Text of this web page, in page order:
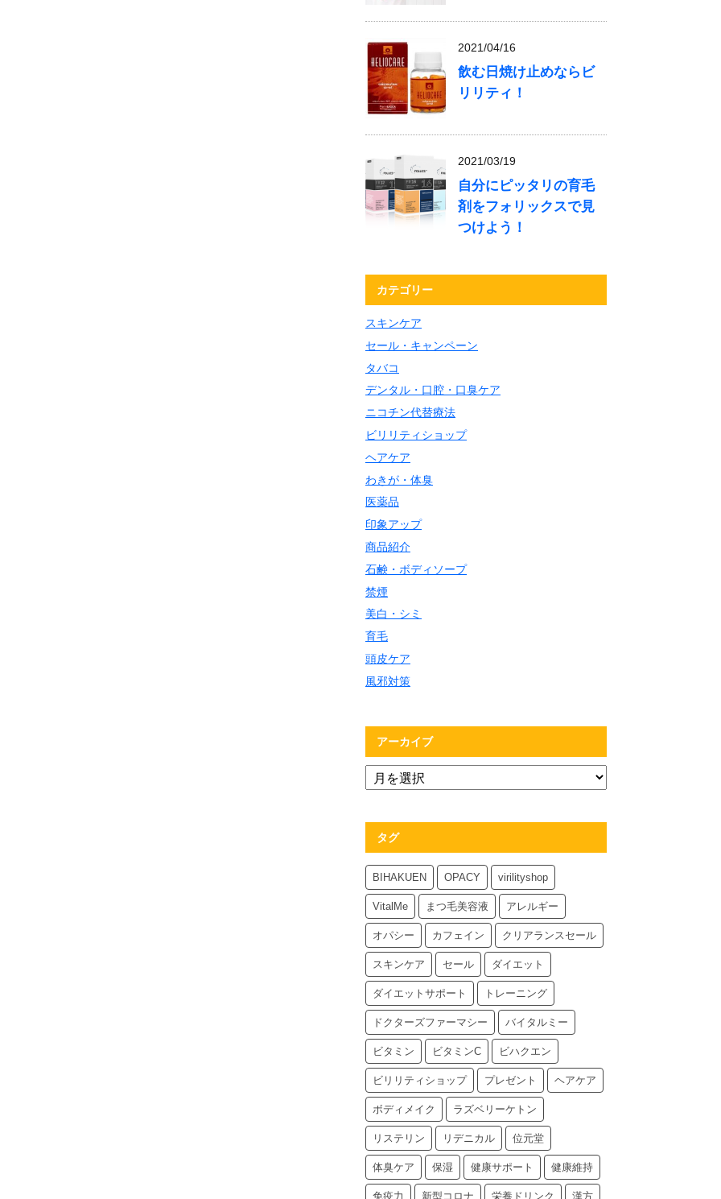
2021/04/16
飲む日焼け止めならビ
リリティ！
2021/03/19
自分にピッタリの育毛
剤をフォリックスで見
つけよう！
カテゴリー
スキンケア
セール・キャンペーン
タバコ
デンタル・口腔・口臭ケア
ニコチン代替療法
ビリリティショップ
ヘアケア
わきが・体臭
医薬品
印象アップ
商品紹介
石鹸・ボディソープ
禁煙
美白・シミ
育毛
頭皮ケア
風邪対策
アーカイブ
タグ
BIHAKUEN OPACY virilityshop
VitalMe まつ毛美容液 アレルギー
オパシー カフェイン クリアランスセール
スキンケア セール ダイエット
ダイエットサポート トレーニング
ドクターズファーマシー バイタルミー
ビタミン ビタミンC ビハクエン
ビリリティショップ プレゼント ヘアケア
ボディメイク ラズベリーケトン
リステリン リデニカル 位元堂
体臭ケア 保湿 健康サポート 健康維持
免疫力 新型コロナ 栄養ドリンク 漢方